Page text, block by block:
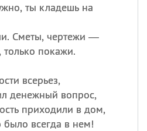
ты кладешь на
Сметы, чертежи —
только покажи.
всерьез,
денежный вопрос,
приходили в дом,
было всегда в нем!